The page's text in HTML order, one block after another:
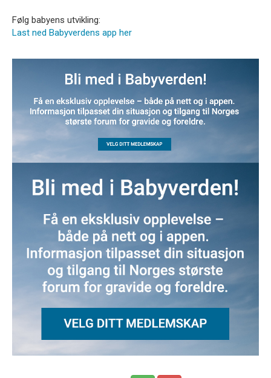
Følg babyens utvikling:
Last ned Babyverdens app her